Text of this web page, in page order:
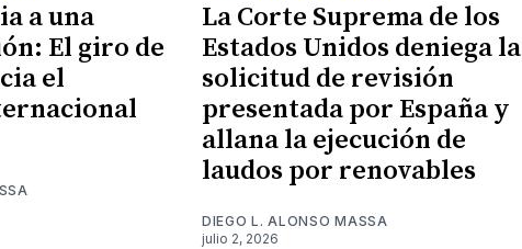
a una
El giro de
el
La Corte Suprema de los
Estados Unidos deniega la
solicitud de revisión
presentada por España y
allana la ejecución de
laudos por renovables
DIEGO L. ALONSO MASSA
julio 2, 2026